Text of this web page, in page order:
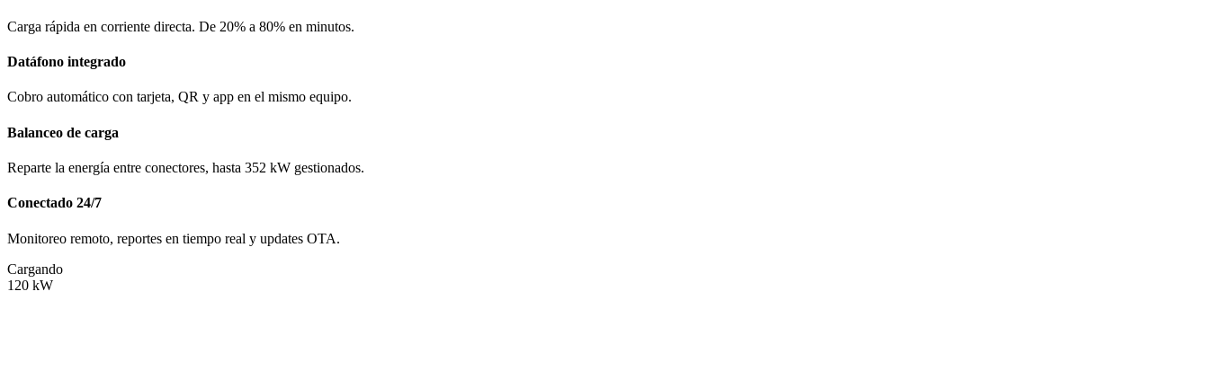
Carga rápida en corriente directa. De 20% a 80% en minutos.
Datáfono integrado
Cobro automático con tarjeta, QR y app en el mismo equipo.
Balanceo de carga
Reparte la energía entre conectores, hasta 352 kW gestionados.
Conectado 24/7
Monitoreo remoto, reportes en tiempo real y updates OTA.
Cargando
120 kW